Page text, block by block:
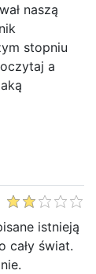
naszą
stopniu
a
istnieją
cały świat.